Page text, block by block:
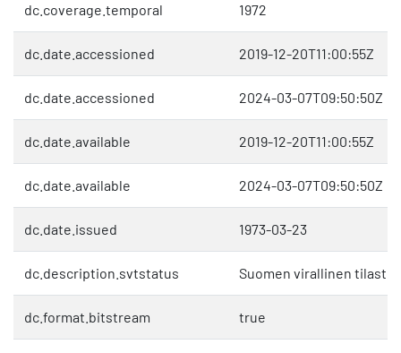
dc.coverage.temporal 1972
dc.date.accessioned 2019-12-20T11:00:55Z
dc.date.accessioned 2024-03-07T09:50:50Z
dc.date.available 2019-12-20T11:00:55Z
dc.date.available 2024-03-07T09:50:50Z
dc.date.issued 1973-03-23
dc.description.svtstatus Suomen virallinen tilasto
dc.format.bitstream true